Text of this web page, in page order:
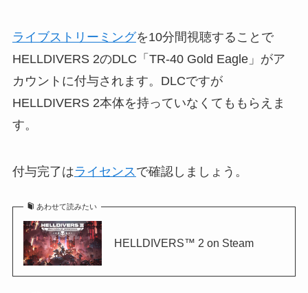
ライブストリーミングを10分間視聴することで
HELLDIVERS 2のDLC「TR-40 Gold Eagle」がア
カウントに付与されます。DLCですが
HELLDIVERS 2本体を持っていなくてももらえま
す。
付与完了はライセンス で確認しましょう。
あわせて読みたい
HELLDIVERS™ 2 on Steam